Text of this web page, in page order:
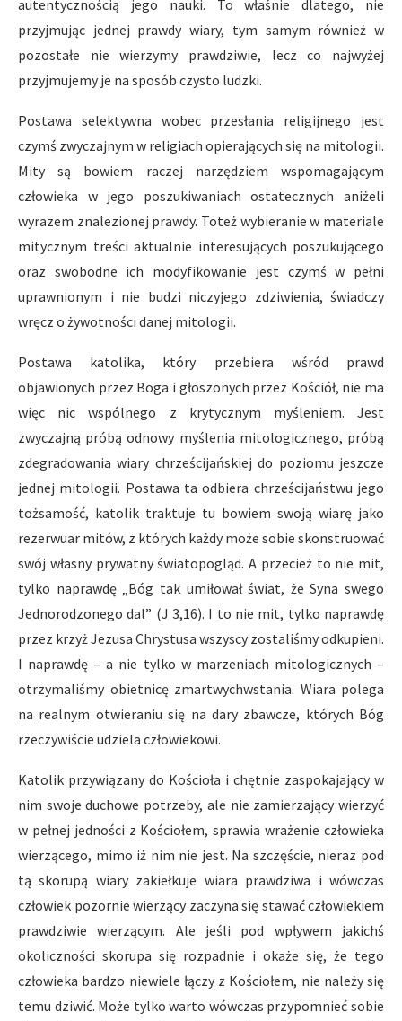
autentycznością jego nauki. To właśnie dlatego, nie
przyjmując jednej prawdy wiary, tym samym również w
pozostałe nie wierzymy prawdziwie, lecz co najwyżej
przyjmujemy je na sposób czysto ludzki.
Postawa selektywna wobec przesłania religijnego jest
czymś zwyczajnym w religiach opierających się na mitologii.
Mity są bowiem raczej narzędziem wspomagającym
człowieka w jego poszukiwaniach ostatecznych aniżeli
wyrazem znalezionej prawdy. Toteż wybieranie w materiale
mitycznym treści aktualnie interesujących poszukującego
oraz swobodne ich modyfikowanie jest czymś w pełni
uprawnionym i nie budzi niczyjego zdziwienia, świadczy
wręcz o żywotności danej mitologii.
Postawa katolika, który przebiera wśród prawd
objawionych przez Boga i głoszonych przez Kościół, nie ma
więc nic wspólnego z krytycznym myśleniem. Jest
zwyczajną próbą odnowy myślenia mitologicznego, próbą
zdegradowania wiary chrześcijańskiej do poziomu jeszcze
jednej mitologii. Postawa ta odbiera chrześcijaństwu jego
tożsamość, katolik traktuje tu bowiem swoją wiarę jako
rezerwuar mitów, z których każdy może sobie skonstruować
swój własny prywatny światopogląd. A przecież to nie mit,
tylko naprawdę „Bóg tak umiłował świat, że Syna swego
Jednorodzonego dal” (J 3,16). I to nie mit, tylko naprawdę
przez krzyż Jezusa Chrystusa wszyscy zostaliśmy odkupieni.
I naprawdę – a nie tylko w marzeniach mitologicznych –
otrzymaliśmy obietnicę zmartwychwstania. Wiara polega
na realnym otwieraniu się na dary zbawcze, których Bóg
rzeczywiście udziela człowiekowi.
Katolik przywiązany do Kościoła i chętnie zaspokajający w
nim swoje duchowe potrzeby, ale nie zamierzający wierzyć
w pełnej jedności z Kościołem, sprawia wrażenie człowieka
wierzącego, mimo iż nim nie jest. Na szczęście, nieraz pod
tą skorupą wiary zakiełkuje wiara prawdziwa i wówczas
człowiek pozornie wierzący zaczyna się stawać człowiekiem
prawdziwie wierzącym. Ale jeśli pod wpływem jakichś
okoliczności skorupa się rozpadnie i okaże się, że tego
człowieka bardzo niewiele łączy z Kościołem, nie należy się
temu dziwić. Może tylko warto wówczas przypomnieć sobie